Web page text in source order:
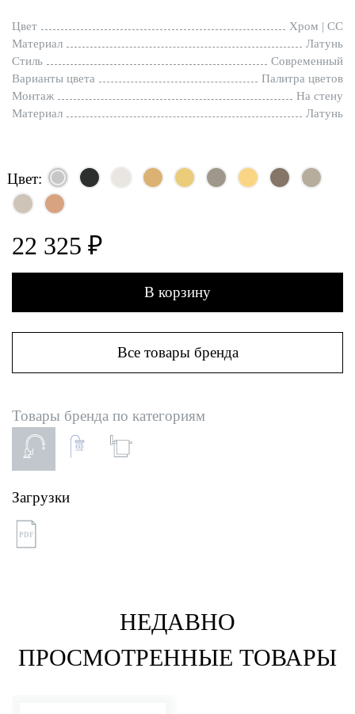
Цвет
Хром | CC
Материал
Латунь
Стиль
Современный
Варианты цвета
Палитра цветов
Монтаж
На стену
Материал
Латунь
Цвет:
22 325 ₽
В корзину
Все товары бренда
Товары бренда по категориям
Загрузки
PDF
НЕДАВНО
ПРОСМОТРЕННЫЕ ТОВАРЫ